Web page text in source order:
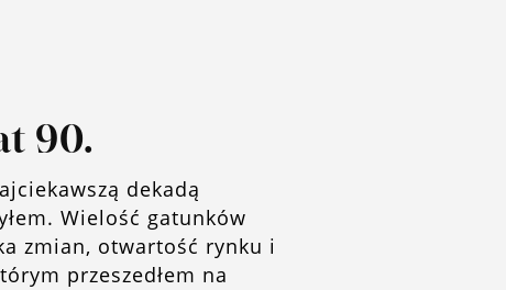
90.
dekadą
Wielość gatunków
zmian, otwartość rynku i
przeszedłem na